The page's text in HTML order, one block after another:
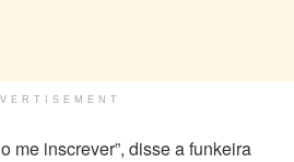
me inscrever”, disse a funkeira